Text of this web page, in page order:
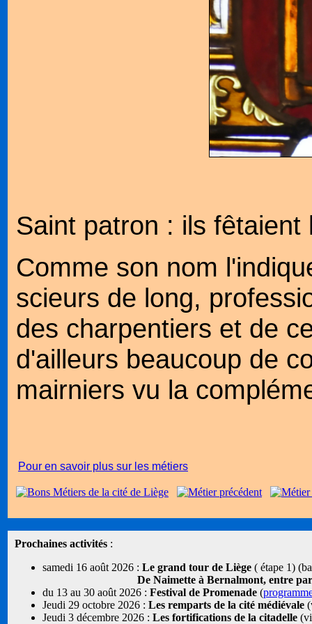
Saint patron : ils
Comme son nom
scieurs de long,
des charpentiers et de
d'ailleurs beaucoup de
mairniers vu la
Pour en savoir plus sur les métiers
Prochaines activités :
samedi 16 août 2026 : Le grand tour de Liège ( étape 1)
De Naimette à Bernalmont, entre
du 13 au 30 août 2026 : Festival de Promenade (
Jeudi 29 octobre 2026 : Les remparts de la cité médiévale
Jeudi 3 décembre 2026 : Les fortifications de la citadelle